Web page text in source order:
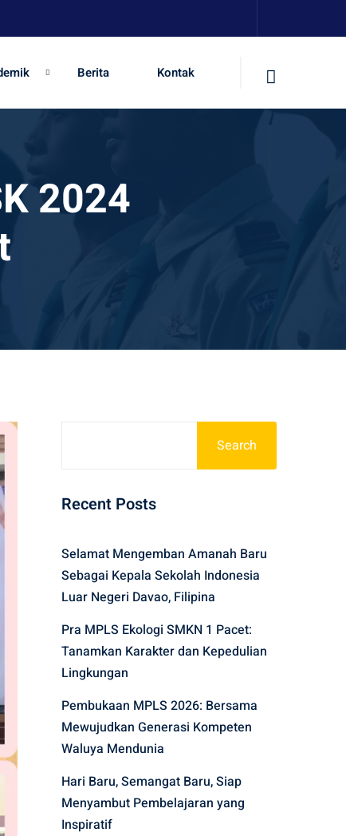
Berita Kontak
2024
Search
Recent Posts
Selamat Mengemban Amanah Baru
Sebagai Kepala Sekolah Indonesia
Luar Negeri Davao, Filipina
Pra MPLS Ekologi SMKN 1 Pacet:
Tanamkan Karakter dan Kepedulian
Lingkungan
Pembukaan MPLS 2026: Bersama
Mewujudkan Generasi Kompeten
Waluya Mendunia
Hari Baru, Semangat Baru, Siap
Menyambut Pembelajaran yang
Inspiratif